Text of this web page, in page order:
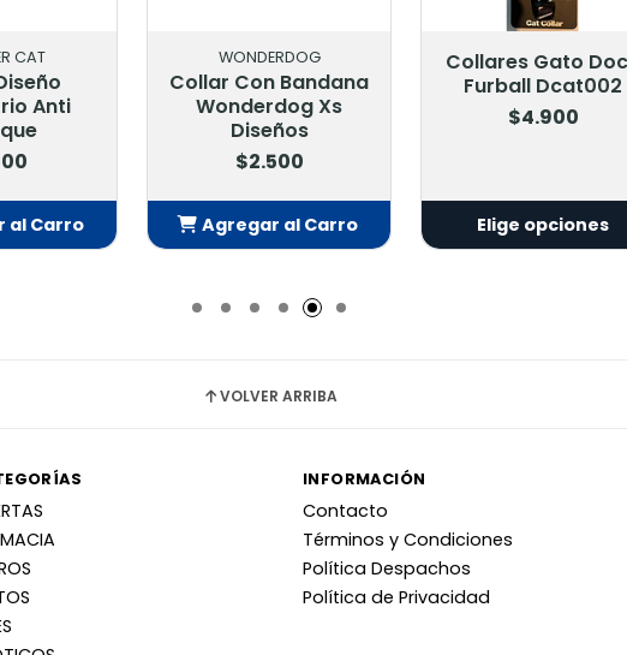
Xs
al Carro
Collares Gato Doco
Furball Dcat002
$4.900
Elige opciones
WONDER DOG
Collar Diseño
Chispas Azul Desde
Elige opciones
VOLVER ARRIBA
INFORMACIÓN
Contacto
Términos y Condiciones
Política Despachos
Política de Privacidad